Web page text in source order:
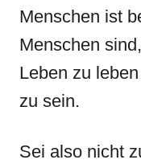
Menschen ist
Menschen
Leben zu
zu sein.
Sei also nicht